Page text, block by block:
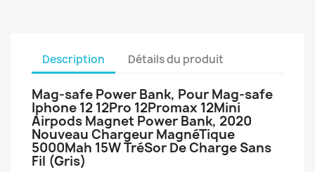
Description Détails du produit
Mag-safe Power Bank, Pour Mag-safe
Iphone 12 12Pro 12Promax 12Mini
Airpods Magnet Power Bank, 2020
Nouveau Chargeur MagnéTique
5000Mah 15W TréSor De Charge Sans
Fil (Gris)